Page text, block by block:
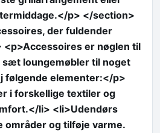
p> </section>
der fuldender
er nøglen til
sæt loungemøbler til noget
følgende elementer:</p>
i forskellige textiler og
li> <li>Udendørs
og tilføje varme.